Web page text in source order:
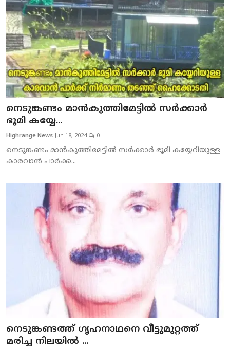
നെടുങ്കണ്ടം മാന്‍കുത്തിമേട്ടില്‍ സര്‍ക്കാര്‍
ഭൂമി കയ്യേ...
Highrange News Jun 18, 2024 0
നെടുങ്കണ്ടം മാന്‍കുത്തിമേട്ടില്‍ സര്‍ക്കാര്‍ ഭൂമി കയ്യേറിയുള്ള
കാരവാന്‍ പാര്‍ക്ക...
നെടുങ്കണ്ടത്ത്‌ ഗൃഹനാഥനെ വീട്ടുമുറ്റത്ത്
മരിച്ച നിലയിൽ ...